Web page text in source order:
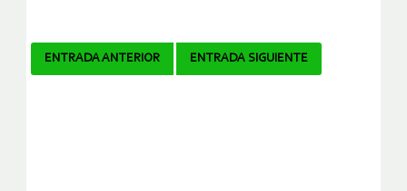
Navegador
ENTRADA ANTERIOR ENTRADA SIGUIENTE